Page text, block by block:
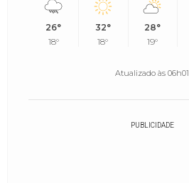
26°
18°
32°
18°
28°
19°
Atualizado às 06h01
PUBLICIDADE